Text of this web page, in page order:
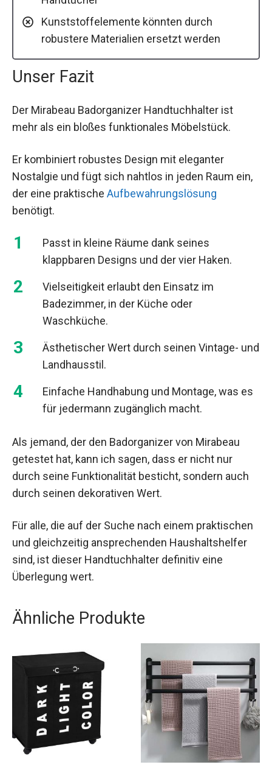
Kunststoffelemente könnten durch
robustere Materialien ersetzt werden
Unser Fazit
Der Mirabeau Badorganizer Handtuchhalter ist
mehr als ein bloßes funktionales Möbelstück.
Er kombiniert robustes Design mit eleganter
Nostalgie und fügt sich nahtlos in jeden Raum ein,
der eine praktische Aufbewahrungslösung
benötigt.
Passt in kleine Räume dank seines
klappbaren Designs und der vier Haken.
Vielseitigkeit erlaubt den Einsatz im
Badezimmer, in der Küche oder
Waschküche.
Ästhetischer Wert durch seinen Vintage- und
Landhausstil.
Einfache Handhabung und Montage, was es
für jedermann zugänglich macht.
Als jemand, der den Badorganizer von Mirabeau
getestet hat, kann ich sagen, dass er nicht nur
durch seine Funktionalität besticht, sondern auch
durch seinen dekorativen Wert.
Für alle, die auf der Suche nach einem praktischen
und gleichzeitig ansprechenden Haushaltshelfer
sind, ist dieser Handtuchhalter definitiv eine
Überlegung wert.
Ähnliche Produkte